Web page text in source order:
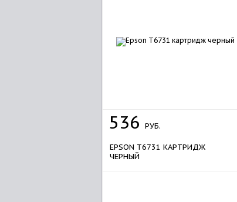
536 РУБ.
EPSON T6731 КАРТРИДЖ
ЧЕРНЫЙ